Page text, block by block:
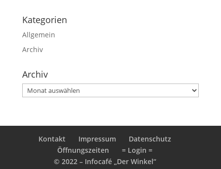
Kategorien
Allgemein
Archiv
Archiv
Archiv
Kontakt Impressum
Datenschutz
Öffnungszeiten
= Login =
© 2022 – Infocafé „Der Winkel“